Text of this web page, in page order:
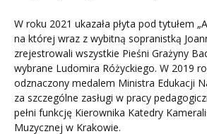
W roku 2021 ukazała płyta pod tytułem
na której wraz z wybitną sopranistką
zrejestrowali wszystkie Pieśni Grażyny
wybrane Ludomira Różyckiego. W 2019
odznaczony medalem Ministra Edukacji
za szczególne zasługi w pracy
pełni funkcję Kierownika Katedry
Muzycznej w Krakowie.